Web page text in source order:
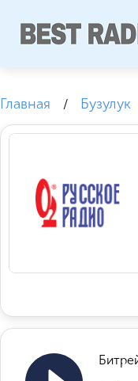
Главная / Бузулук